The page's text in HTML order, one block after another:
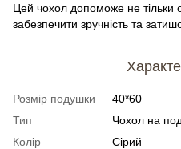
Цей чохол допоможе не тільки
забезпечити зручність та
Розмір подушки
40*60
Тип
Чохол на
Колір
Сірий